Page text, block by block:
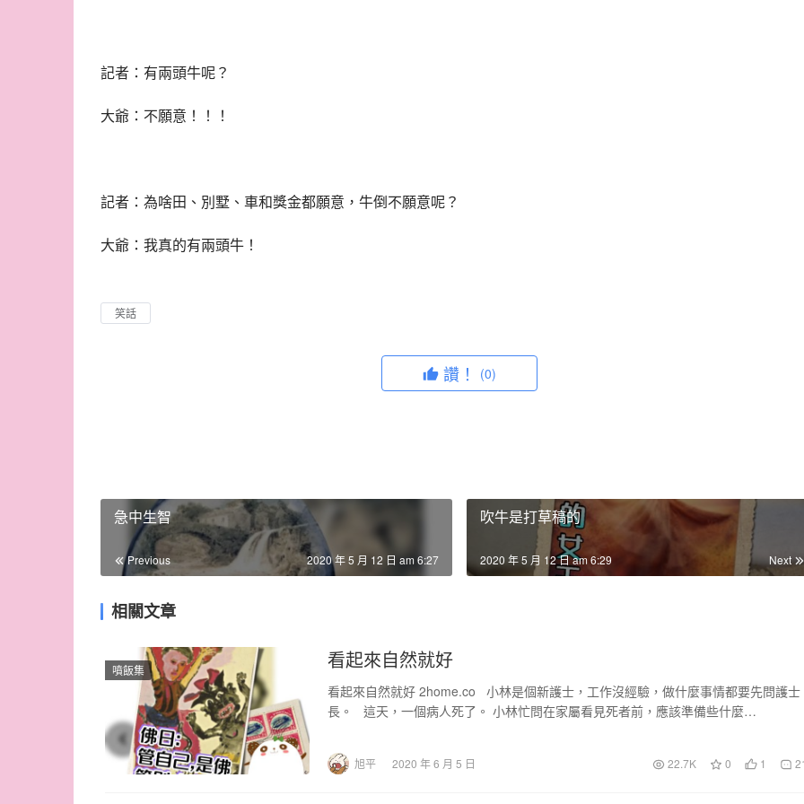
記者：有兩頭牛呢？
大爺：不願意！！！
記者：為啥田、別墅、車和獎金都願意，牛倒不願意呢？
大爺：我真的有兩頭牛！
笑話
讚！ (0)
急中生智
Previous 2020 年 5 月 12 日 am 6:27
吹牛是打草稿的
Next
2020 年 5 月 12 日 am 6:29
相關文章
噴飯集 看起來自然就好
看起來自然就好 2home.co 小林是個新護士，工作沒經驗，做什麼事情都要先問護士
長。 這天，一個病人死了。 小林忙問在家屬看見死者前，應該準備些什麼…
旭平 2020 年 6 月 5 日 22.7K 0 1